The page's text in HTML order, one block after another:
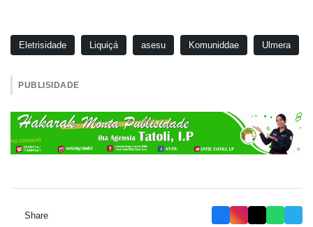
Eletrisidade Liquiçá asesu Komuniddae Ulmera
PUBLISIDADE
Share